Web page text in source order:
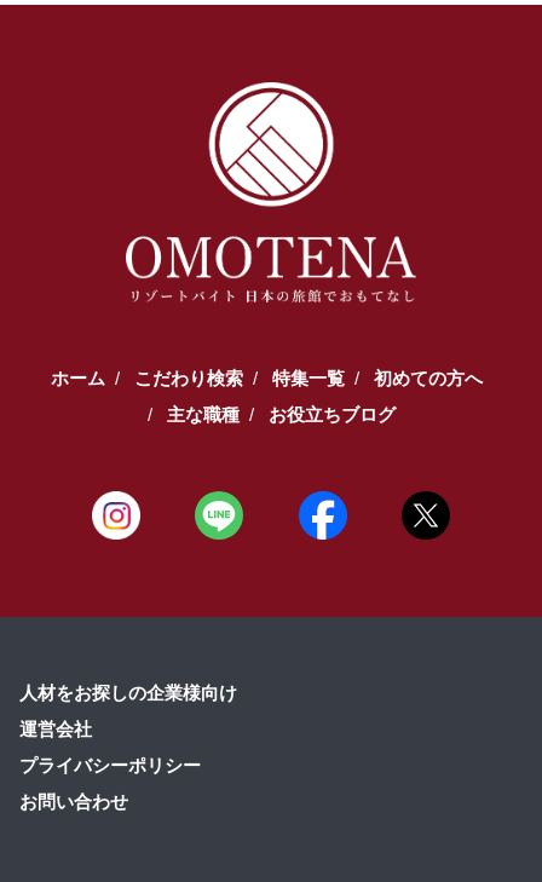
ホーム こだわり検索 特集一覧
初めての方へ
主な職種
お役立ちブログ
人材をお探しの企業様向け
運営会社
プライバシーポリシー
お問い合わせ